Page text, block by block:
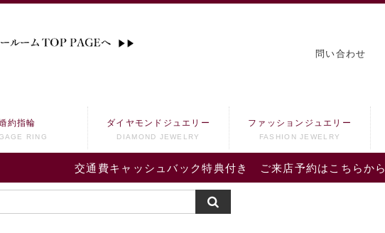
問い合わせ
交通費キャッシュバック特典付き ご来店予約はこちらから
約指輪
RING
ダイヤモンドジュエリー
DIAMOND JEWELRY
ファッションジュエリー
FASHION JEWELRY